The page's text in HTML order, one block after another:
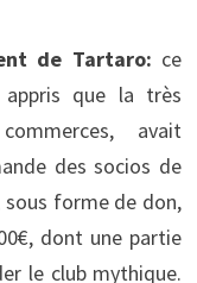
de Tartaro: ce
que la très
avait
des socios de
sous forme de don,
dont une partie
le club mythique.